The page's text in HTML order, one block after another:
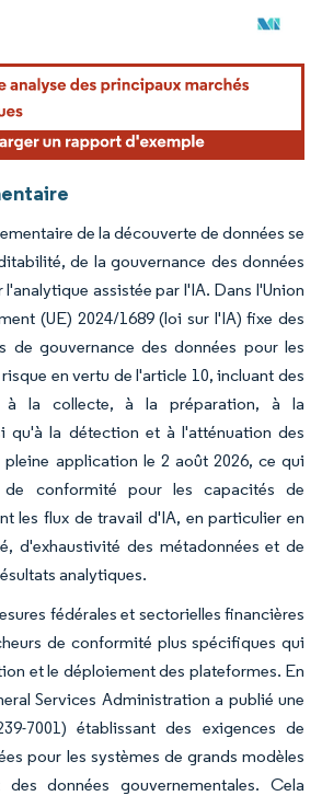
La réutilisation nécessite une attribution sous CC BY
de la découverte de données se
de la gouvernance des données
assistée par l'IA. Dans l'Union
(UE) 2024/1689 (loi sur l'IA) fixe des
de gouvernance des données pour les
en vertu de l'article 10, incluant des
à la collecte, à la préparation, à la
qu'à la détection et à l'atténuation des
application le 2 août 2026, ce qui
conformité pour les capacités de
les flux de travail d'IA, en particulier en
d'exhaustivité des métadonnées et de
analytiques.
fédérales et sectorielles financières
de conformité plus spécifiques qui
et le déploiement des plateformes. En
Services Administration a publié une
7001) établissant des exigences de
pour les systèmes de grands modèles
données gouvernementales. Cela